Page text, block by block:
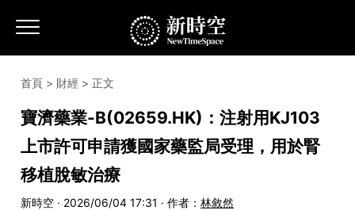
首頁 > 財經 > 正文
寶濟藥業-B(02659.HK)：注射用KJ103
上市許可申請獲國家藥監局受理，用於腎
移植脫敏治療
新時空 · 2026/06/04 17:31 · 作者： 林敘然